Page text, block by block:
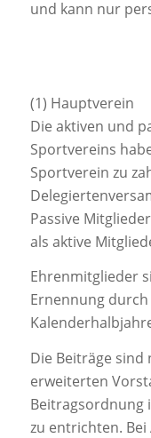
und kann nur
(1) Hauptverein
Die aktiven und
Sportvereins
Sportverein zu
Passive
als aktive
Ehrenmitglieder
Ernennung
Die Beiträge sind
erweiterten
Beitragsordnung
zu entrichten.